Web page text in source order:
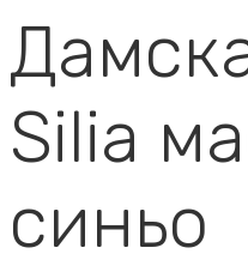
Silia
синьо